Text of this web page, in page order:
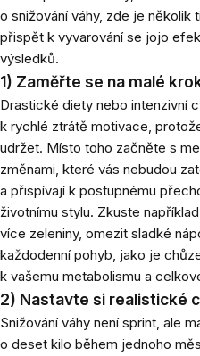
o snižování váhy, zde je několik
přispět k vyvarování se jojo
výsledků.
1) Zaměřte se na malé
Drastické diety nebo intenzivní
k rychlé ztrátě motivace,
udržet. Místo toho začněte s
změnami, které vás nebudou
a přispívají k postupnému
životnímu stylu. Zkuste
více zeleniny, omezit sladké
každodenní pohyb, jako je
k vašemu metabolismu a
2) Nastavte si realistické
Snižování váhy není sprint, ale
o deset kilo během jednoho